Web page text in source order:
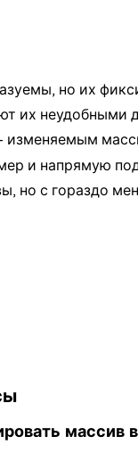
но их
их
изменяемым
и напрямую
но с гораздо
массив в